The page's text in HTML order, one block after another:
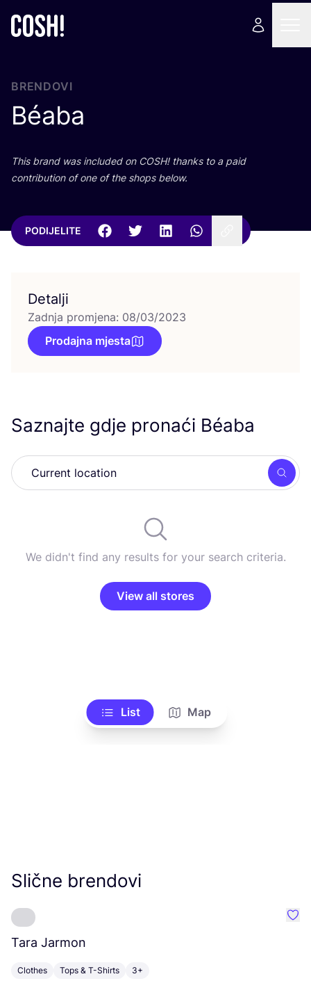
BRENDOVI
Béaba
This brand was inclu­ded on COSH! than­ks to a paid
con­tri­bu­ti­on of one of the shops below.
PODIJELITE
Detalji
Zadnja promjena: 08/03/2023
Prodajna mjesta
Saznajte gdje pronaći Béaba
We didn't find any results for your search criteria.
View all stores
List Map
Slične brendovi
Tara Jarmon
Clothes Tops & T-Shirts 3+